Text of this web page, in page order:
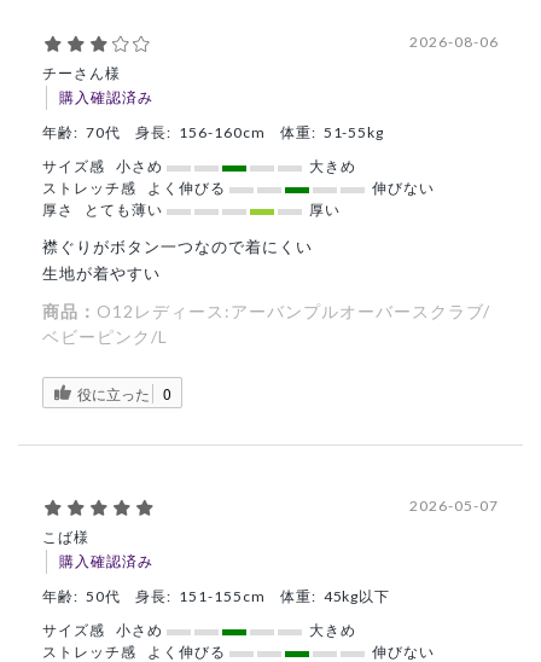
チーさん様
購入確認済み
2026-08-06
年齢: 70代 身長: 156-160cm 体重: 51-55kg
サイズ感
小さめ
大きめ
ストレッチ感
よく伸びる
伸びない
厚さ
とても薄い 厚い
襟ぐりがボタン一つなので着にくい
生地が着やすい
商品： O12レディース:アーバンプルオーバースクラブ/
ベビーピンク/L
役に立った 0
こば様
購入確認済み
2026-05-07
年齢: 50代 身長: 151-155cm 体重: 45kg以下
サイズ感
小さめ
大きめ
ストレッチ感
よく伸びる
伸びない